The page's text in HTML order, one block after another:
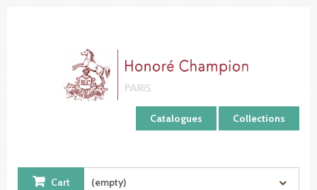
Catalogues Collections
Cart (empty)